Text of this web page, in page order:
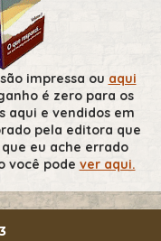
impressa ou aqui
é zero para os
aqui e vendidos em
pela editora que
eu ache errado
você pode ver aqui.